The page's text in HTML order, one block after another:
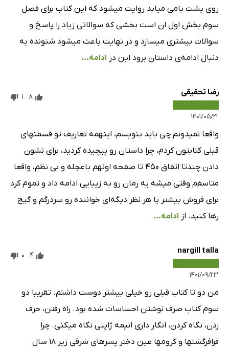
روی پشت بامی میابد روایت میشود که این کتاب برای فصل
سوم بخش اول ان است بخشی که سوالاتی زیاد را پاسخ و
سوالات بیشتری میسازد و در نهایت باعث میشود شنونده به
دنبال ادامه‌ی داستان برود این در ادامه...
رضا تحقیقی
۱۴۰۱/۰۵/۲۱
8
1
واقعا نمیدونم چی باید بنویسم، اینهمه تعاریف تو قسمتهای
قبلی کتابتون کردم، چرا داستان رو پیچیده کردید، برای نشون
دادن چندتا اتفاق ۴۵۰ تا صفحه اونهم باعجله و بی نظم، واقعا
متاسفم وقتی میشه یه رمان رو به زیبایی ادامه داد و تموم کرد
برای فروش بیشتر یا هر نظر دیگه‌ای خواننده رو سردرگم و گیج
رها کنید. از ادامه...
nargill talla
۱۴۰۱/۰۹/۲۳
4
0
من دو تا کتاب قبلی رو خیلی بیشتر دوست داشتم. تقریبا دو
سوم کتاب صرف نوشتن احساسات شده بود. راه رفتن، حرف
زدن، نگاه کردن، انگار داری انیمه ژاپنی نگاه میکنی. چرا
فرافرگشتها و کرومها عین دختر پسرهای شرقی زیر ۱۸ سال